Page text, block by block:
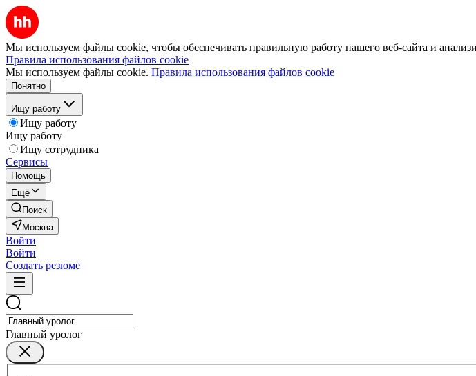
Мы используем файлы cookie, чтобы обеспечивать правильную работу нашего веб-сайта и
Правила использования файлов cookie
Мы используем файлы cookie. Правила использования файлов cookie
Понятно
Ищу работу
Ищу работу
Ищу работу
Ищу сотрудника
Сервисы
Помощь
Ещё
Поиск
Москва
Войти
Войти
Создать резюме
Главный уролог